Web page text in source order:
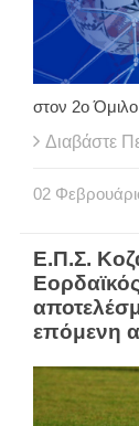
στον 2ο Όμιλο
Διαβάστε
02
Ε.Π.Σ.
επόμενη